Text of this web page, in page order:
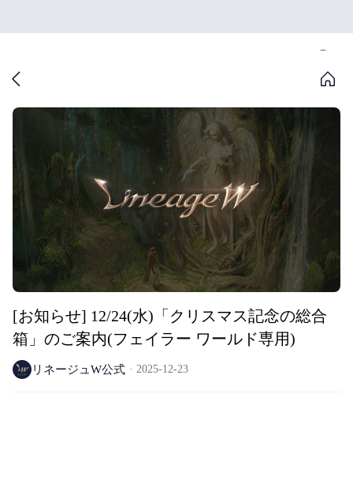
[お知らせ] 12/24(水)「クリスマス記念の総合
箱」のご案内(フェイラー ワールド専用)
リネージュW公式 2025-12-23